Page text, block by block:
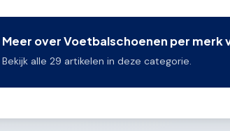
Meer over Voetbalschoenen per merk
Bekijk alle 29 artikelen in deze categorie.